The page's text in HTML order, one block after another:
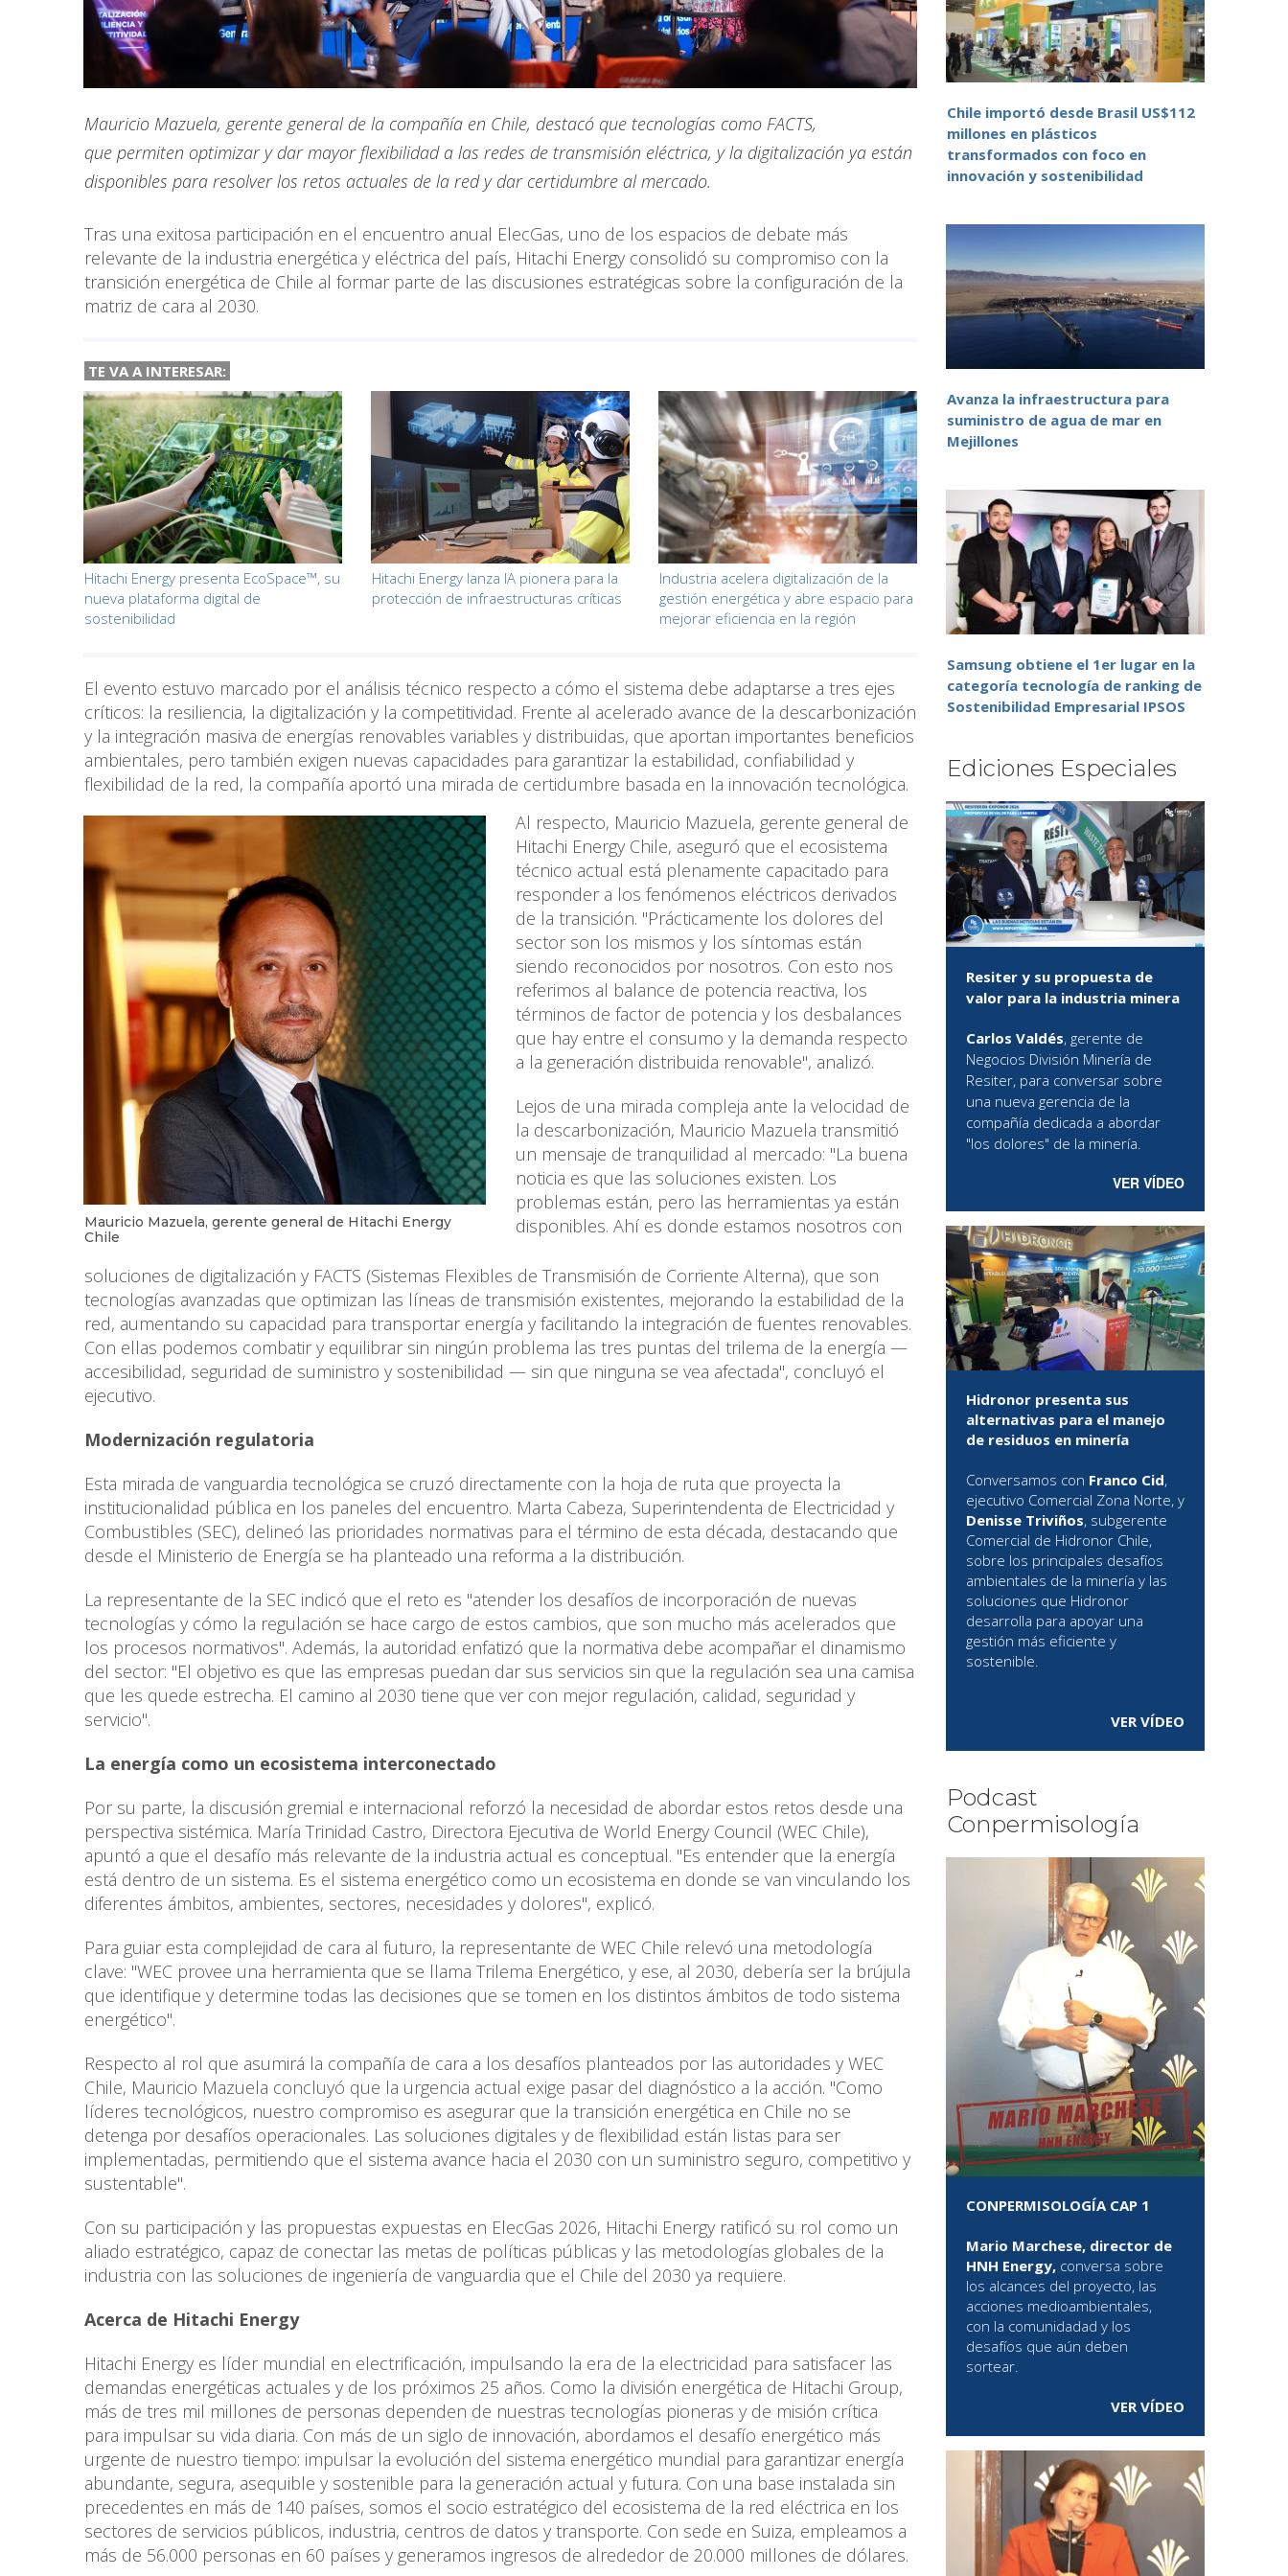
Mauricio Mazuela, gerente general de la compañía en Chile, destacó que tecnologías como FACTS,
que permiten optimizar y dar mayor flexibilidad a las redes de transmisión eléctrica, y la digitalización ya están
disponibles para resolver los retos actuales de la red y dar certidumbre al mercado.
Tras una exitosa participación en el encuentro anual ElecGas, uno de los espacios de debate más
relevante de la industria energética y eléctrica del país, Hitachi Energy consolidó su compromiso con la
transición energética de Chile al formar parte de las discusiones estratégicas sobre la configuración de la
matriz de cara al 2030.
TE VA A INTERESAR:
Hitachi Energy presenta EcoSpace™, su
nueva plataforma digital de
sostenibilidad
Hitachi Energy lanza IA pionera para la
protección de infraestructuras críticas
Industria acelera digitalización de la
gestión energética y abre espacio para
mejorar eficiencia en la región
El evento estuvo marcado por el análisis técnico respecto a cómo el sistema debe adaptarse a tres ejes
críticos: la resiliencia, la digitalización y la competitividad. Frente al acelerado avance de la descarbonización
y la integración masiva de energías renovables variables y distribuidas, que aportan importantes beneficios
ambientales, pero también exigen nuevas capacidades para garantizar la estabilidad, confiabilidad y
flexibilidad de la red, la compañía aportó una mirada de certidumbre basada en la innovación tecnológica.
Mauricio Mazuela, gerente general de Hitachi Energy
Chile
Al respecto, Mauricio Mazuela, gerente general de
Hitachi Energy Chile, aseguró que el ecosistema
técnico actual está plenamente capacitado para
responder a los fenómenos eléctricos derivados
de la transición. "Prácticamente los dolores del
sector son los mismos y los síntomas están
siendo reconocidos por nosotros. Con esto nos
referimos al balance de potencia reactiva, los
términos de factor de potencia y los desbalances
que hay entre el consumo y la demanda respecto
a la generación distribuida renovable", analizó.
Lejos de una mirada compleja ante la velocidad de
la descarbonización, Mauricio Mazuela transmitió
un mensaje de tranquilidad al mercado: "La buena
noticia es que las soluciones existen. Los
problemas están, pero las herramientas ya están
disponibles. Ahí es donde estamos nosotros con
soluciones de digitalización y FACTS (Sistemas Flexibles de Transmisión de Corriente Alterna), que son
tecnologías avanzadas que optimizan las líneas de transmisión existentes, mejorando la estabilidad de la
red, aumentando su capacidad para transportar energía y facilitando la integración de fuentes renovables.
Con ellas podemos combatir y equilibrar sin ningún problema las tres puntas del trilema de la energía —
accesibilidad, seguridad de suministro y sostenibilidad — sin que ninguna se vea afectada", concluyó el
ejecutivo.
Modernización regulatoria
Esta mirada de vanguardia tecnológica se cruzó directamente con la hoja de ruta que proyecta la
institucionalidad pública en los paneles del encuentro. Marta Cabeza, Superintendenta de Electricidad y
Combustibles (SEC), delineó las prioridades normativas para el término de esta década, destacando que
desde el Ministerio de Energía se ha planteado una reforma a la distribución.
La representante de la SEC indicó que el reto es "atender los desafíos de incorporación de nuevas
tecnologías y cómo la regulación se hace cargo de estos cambios, que son mucho más acelerados que
los procesos normativos". Además, la autoridad enfatizó que la normativa debe acompañar el dinamismo
del sector: "El objetivo es que las empresas puedan dar sus servicios sin que la regulación sea una camisa
que les quede estrecha. El camino al 2030 tiene que ver con mejor regulación, calidad, seguridad y
servicio".
La energía como un ecosistema interconectado
Por su parte, la discusión gremial e internacional reforzó la necesidad de abordar estos retos desde una
perspectiva sistémica. María Trinidad Castro, Directora Ejecutiva de World Energy Council (WEC Chile),
apuntó a que el desafío más relevante de la industria actual es conceptual. "Es entender que la energía
está dentro de un sistema. Es el sistema energético como un ecosistema en donde se van vinculando los
diferentes ámbitos, ambientes, sectores, necesidades y dolores", explicó.
Para guiar esta complejidad de cara al futuro, la representante de WEC Chile relevó una metodología
clave: "WEC provee una herramienta que se llama Trilema Energético, y ese, al 2030, debería ser la brújula
que identifique y determine todas las decisiones que se tomen en los distintos ámbitos de todo sistema
energético".
Respecto al rol que asumirá la compañía de cara a los desafíos planteados por las autoridades y WEC
Chile, Mauricio Mazuela concluyó que la urgencia actual exige pasar del diagnóstico a la acción. "Como
líderes tecnológicos, nuestro compromiso es asegurar que la transición energética en Chile no se
detenga por desafíos operacionales. Las soluciones digitales y de flexibilidad están listas para ser
implementadas, permitiendo que el sistema avance hacia el 2030 con un suministro seguro, competitivo y
sustentable".
Con su participación y las propuestas expuestas en ElecGas 2026, Hitachi Energy ratificó su rol como un
aliado estratégico, capaz de conectar las metas de políticas públicas y las metodologías globales de la
industria con las soluciones de ingeniería de vanguardia que el Chile del 2030 ya requiere.
Acerca de Hitachi Energy
Hitachi Energy es líder mundial en electrificación, impulsando la era de la electricidad para satisfacer las
demandas energéticas actuales y de los próximos 25 años. Como la división energética de Hitachi Group,
más de tres mil millones de personas dependen de nuestras tecnologías pioneras y de misión crítica
para impulsar su vida diaria. Con más de un siglo de innovación, abordamos el desafío energético más
urgente de nuestro tiempo: impulsar la evolución del sistema energético mundial para garantizar energía
abundante, segura, asequible y sostenible para la generación actual y futura. Con una base instalada sin
precedentes en más de 140 países, somos el socio estratégico del ecosistema de la red eléctrica en los
sectores de servicios públicos, industria, centros de datos y transporte. Con sede en Suiza, empleamos a
más de 56.000 personas en 60 países y generamos ingresos de alrededor de 20.000 millones de dólares.
Chile importó desde Brasil US$112
millones en plásticos
transformados con foco en
innovación y sostenibilidad
Avanza la infraestructura para
suministro de agua de mar en
Mejillones
Samsung obtiene el 1er lugar en la
categoría tecnología de ranking de
Sostenibilidad Empresarial IPSOS
Ediciones Especiales
Resiter y su propuesta de
valor para la industria minera
Carlos Valdés, gerente de
Negocios División Minería de
Resiter, para conversar sobre
una nueva gerencia de la
compañía dedicada a abordar
"los dolores" de la minería.
VER VÍDEO
Hidronor presenta sus
alternativas para el manejo
de residuos en minería
Conversamos con Franco Cid,
ejecutivo Comercial Zona Norte, y
Denisse Triviños, subgerente
Comercial de Hidronor Chile,
sobre los principales desafíos
ambientales de la minería y las
soluciones que Hidronor
desarrolla para apoyar una
gestión más eficiente y
sostenible.
VER VÍDEO
Podcast
Conpermisología
CONPERMISOLOGÍA CAP 1
Mario Marchese, director de
HNH Energy, conversa sobre
los alcances del proyecto, las
acciones medioambientales,
con la comunidadad y los
desafíos que aún deben
sortear.
VER VÍDEO